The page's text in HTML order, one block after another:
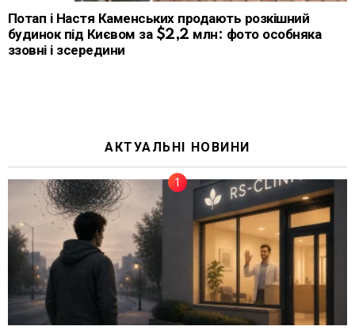
Потап і Настя Каменських продають розкішний
будинок під Києвом за $2,2 млн: фото особняка
ззовні і зсередини
АКТУАЛЬНІ НОВИНИ